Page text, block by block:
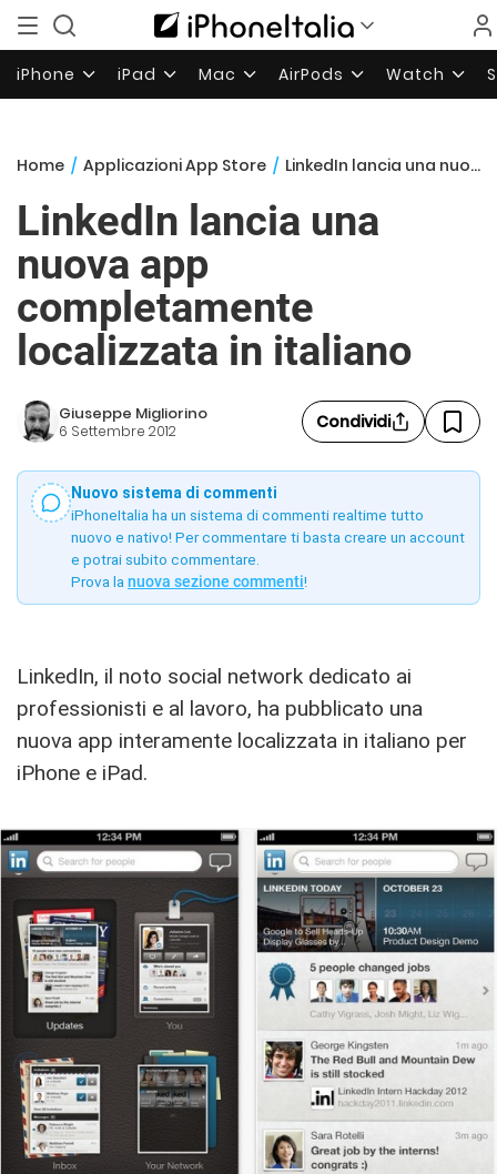
iPhone iPad Mac AirPods Watch
Home / Applicazioni App Store / LinkedIn lancia una nuova app completamente localizzata in italiano
LinkedIn lancia una
nuova app
completamente
localizzata in italiano
Giuseppe Migliorino
6 Settembre 2012 Condividi
Nuovo sistema di commenti
iPhoneItalia ha un sistema di commenti realtime tutto
nuovo e nativo! Per commentare ti basta creare un account
e potrai subito commentare.
Prova la nuova sezione commenti!
LinkedIn, il noto social network dedicato ai
professionisti e al lavoro, ha pubblicato una
nuova app interamente localizzata in italiano per
iPhone e iPad.